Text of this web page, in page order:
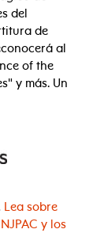
del
de
al
of the
y más. Un
Lea sobre
y los